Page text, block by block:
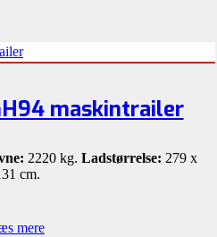
maskintrailer
2220 kg. Ladstørrelse: 279 x
cm.
mere